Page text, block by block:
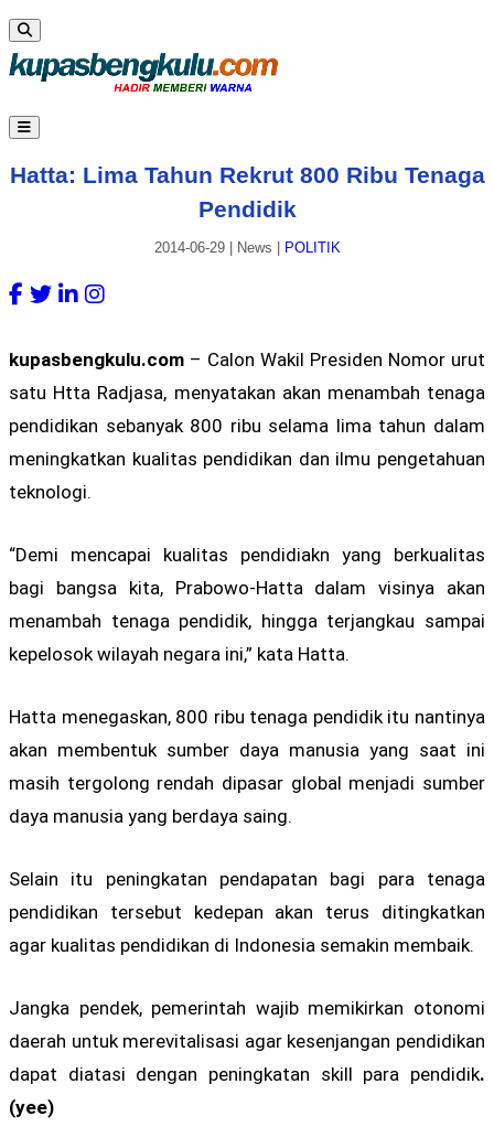
Hatta: Lima Tahun Rekrut 800 Ribu Tenaga
Pendidik
2014-06-29| News POLITIK
kupasbengkulu.com – Calon Wakil Presiden Nomor urut
satu Htta Radjasa, menyatakan akan menambah tenaga
pendidikan sebanyak 800 ribu selama lima tahun dalam
meningkatkan kualitas pendidikan dan ilmu pengetahuan
teknologi.
“Demi mencapai kualitas pendidiakn yang berkualitas
bagi bangsa kita, Prabowo-Hatta dalam visinya akan
menambah tenaga pendidik, hingga terjangkau sampai
kepelosok wilayah negara ini,” kata Hatta.
Hatta menegaskan, 800 ribu tenaga pendidik itu nantinya
akan membentuk sumber daya manusia yang saat ini
masih tergolong rendah dipasar global menjadi sumber
daya manusia yang berdaya saing.
Selain itu peningkatan pendapatan bagi para tenaga
pendidikan tersebut kedepan akan terus ditingkatkan
agar kualitas pendidikan di Indonesia semakin membaik.
Jangka pendek, pemerintah wajib memikirkan otonomi
daerah untuk merevitalisasi agar kesenjangan pendidikan
dapat diatasi dengan peningkatan skill para pendidik.
(yee)